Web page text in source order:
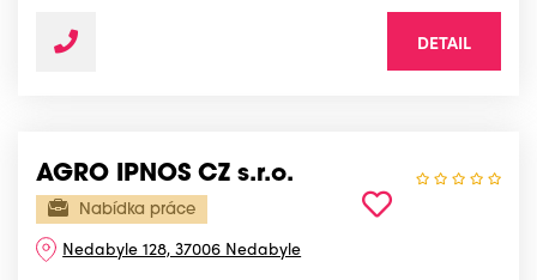
DETAIL
AGRO IPNOS CZ s.r.o.
Nabídka práce
Nedabyle 128, 37006 Nedabyle